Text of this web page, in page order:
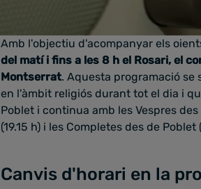
Amb l'objectiu d'acompanyar els
del matí i fins a les 8 h el Rosari, el
Montserrat. Aquesta programació se
en l'àmbit religiós durant tot el dia i
Poblet i continua amb les Vespres
(19.15 h) i les Completes des de Poblet
Canvis d'horari en la